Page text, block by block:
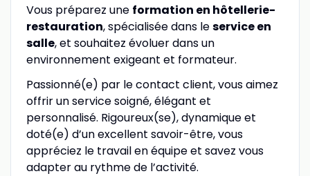
Vous préparez une formation en hôtellerie-
restauration, spécialisée dans leservice en
salle, et souhaitez évoluer dans un
environnement exigeant et formateur.
Passionné(e) par le contact client, vous aimez
offrir un service soigné, élégant et
personnalisé. Rigoureux(se), dynamique et
doté(e) d’un excellent savoir-être, vous
appréciez le travail en équipe et savez vous
adapter au rythme de l’activité.